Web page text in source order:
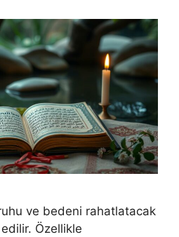
ruhu ve bedeni rahatlatacak
Özellikle